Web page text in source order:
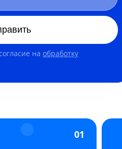
на обработку
01